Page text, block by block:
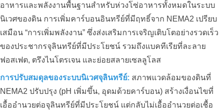
อาหารและพลังงานพื้นฐานสำหรับห่วงโซ่อาหารทั้งหมดในระบบ
นิเวศของดิน การเพิ่มคาร์บอนอินทรีย์ที่มีฤทธิ์จาก NEMA2 เปรียบ
เสมือน “การเพิ่มพลังงาน” ซึ่งส่งเสริมการเจริญเติบโตอย่างรวดเร็ว
ของประชากรจุลินทรีย์ที่มีประโยชน์ รวมถึงแบคทีเรียที่ละลาย
ฟอสเฟต, ตรึงไนโตรเจน และย่อยสลายเซลลูโลส
การปรับสมดุลของระบบนิเวศจุลินทรีย์: สภาพแวดล้อมของดินที่
NEMA2 ปรับปรุง (pH เพิ่มขึ้น, อุดมด้วยคาร์บอน) สร้างเงื่อนไขที่
เอื้ออำนวยต่อจุลินทรีย์ที่มีประโยชน์ แต่กลับไม่เอื้ออำนวยต่อเชื้อ
การพัฒนาสวนทุเรียนอินทรีย์